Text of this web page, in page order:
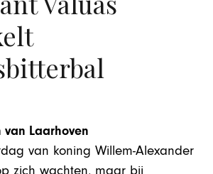
van Laarhoven
van koning Willem-Alexander
zich wachten, maar bij